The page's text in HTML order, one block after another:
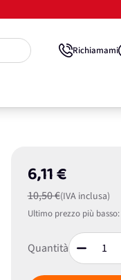
Richiamami
6,11 €
10,50 €(IVA inclusa)
Ultimo prezzo più basso:
Quantità